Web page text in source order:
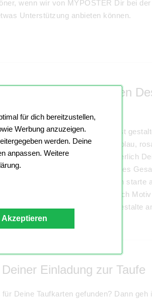
für dich bereitzustellen,
Werbung anzuzeigen.
werden. Deine
anpassen. Weitere
Akzeptieren
wenn wir von MYPOSTER Dir bei
Unterstützung anbieten können.
– die schönsten
für die Taufeeines Jungen selbst
Mädchens vorgesehen? Ob blau,
unserenVorlagenfindest Du sicherlich
sodass ein harmonisches
zur Taufe überlegt? Dann starte
brauchst mehr Inspiration hinsichtlich
zum Thema Taufe und gestalte
Einladung zur Taufe
Deine Taufkarten gefunden? Dann geh